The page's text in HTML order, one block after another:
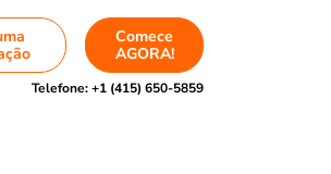
Comece
AGORA!
Telefone:+1 (415) 650-5859